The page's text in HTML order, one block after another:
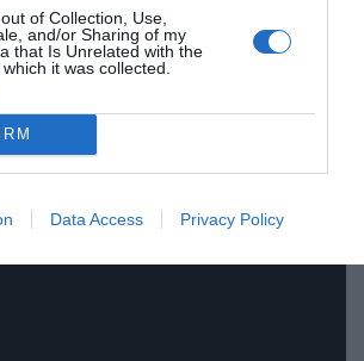
of Collection, Use,
and/or Sharing of my
that Is Unrelated with the
it was collected.
Data Access Privacy Policy
zadevah lastne soproge,
izvira iz nekdanje
odzvala na trditve Le Monda.